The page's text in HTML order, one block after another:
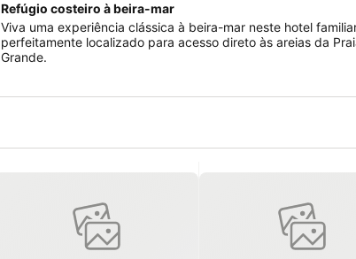
Refúgio costeiro à beira-mar
Viva uma experiência clássica à beira-mar neste hotel
perfeitamente localizado para acesso direto às areias da
Grande.